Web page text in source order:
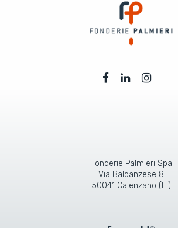
Fonderie Palmieri Spa
Via Baldanzese 8
50041 Calenzano (FI)